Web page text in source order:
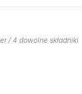
/ 4 dowolne składniki